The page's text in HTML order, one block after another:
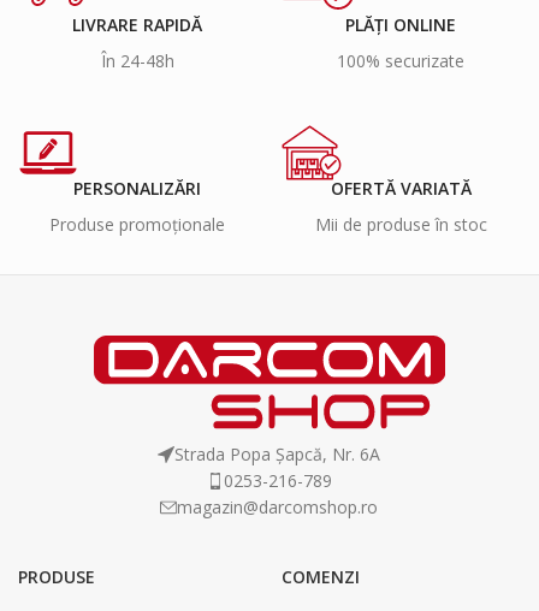
LIVRARE RAPIDĂ
În 24-48h
PLĂȚI ONLINE
100% securizate
PERSONALIZĂRI
Produse promoționale
OFERTĂ VARIATĂ
Mii de produse în stoc
Strada Popa Șapcă, Nr. 6A
0253-216-789
magazin@darcomshop.ro
PRODUSE
COMENZI